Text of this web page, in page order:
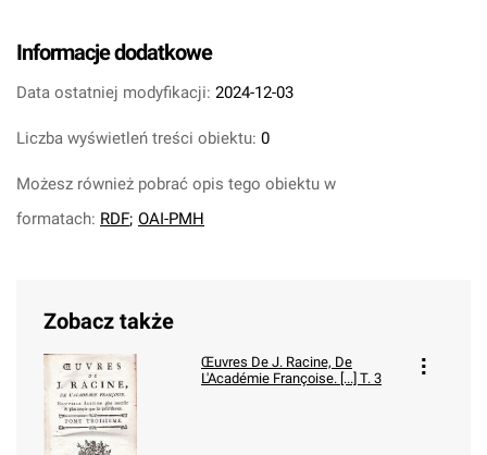
Informacje dodatkowe
Data ostatniej modyfikacji: 2024-12-03
Liczba wyświetleń treści obiektu: 0
Możesz również pobrać opis tego obiektu w
formatach: RDF; OAI-PMH
Zobacz także
Œuvres De J. Racine, De
L'Académie Françoise. [...] T. 3